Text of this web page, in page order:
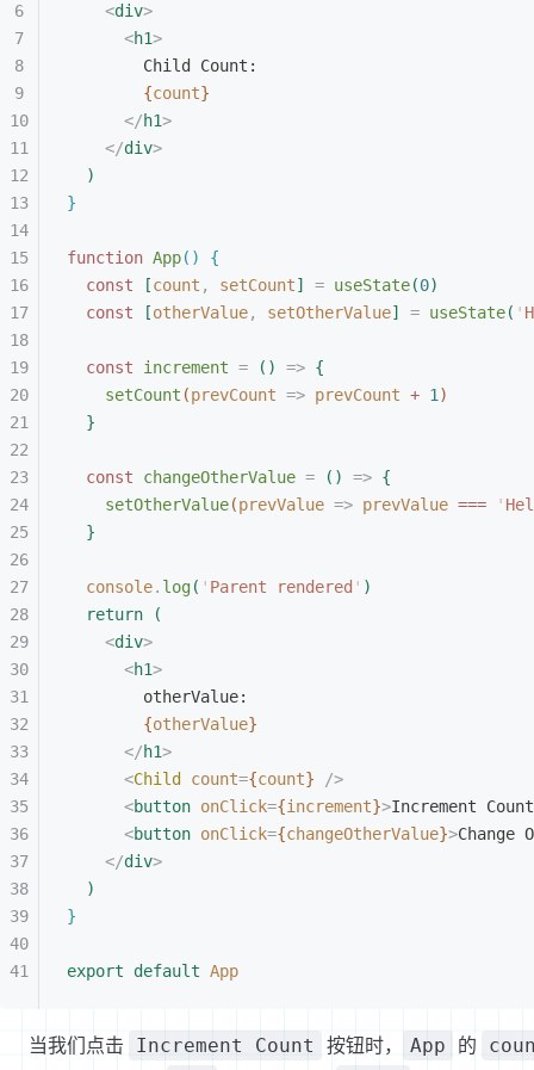
<div>
<h1>
Child Count:
{count}
</h1>
</div>
)
}
function App( )
{
const
[count , setCount] = useState(0)
const
[otherValue, setOtherValue] = useState( '
const increment = ( ) => {
setCount (prevCount => prevCount + 1 )
}
const changeOtherValue = ( ) => {
setOtherValue(prevValue => prevValue === '
}
console. log( ' Parent rendered ' )
return
(
<div>
<h1>
otherValue:
{otherValue}
</h1>
<Child count={count} />
<button onClick={increment}>Increment Count
<button onClick={changeOtherValue}>Change
</div>
)
}
export default App
当我们点击 Increment Count 按钮时， App 的